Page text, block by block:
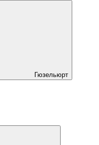
Гюзельюрт